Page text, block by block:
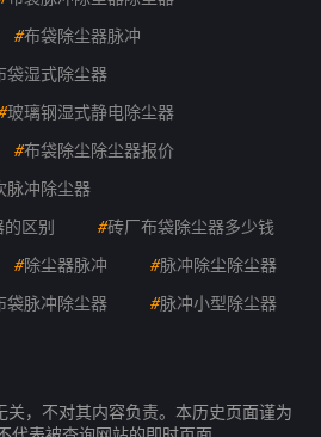
#布袋除尘器脉冲
袋湿式除尘器
玻璃钢湿式静电除尘器
#布袋除尘除尘器报价
脉冲除尘器
区别 #砖厂布袋除尘器多少钱
#除尘器脉冲 #脉冲除尘除尘器
袋脉冲除尘器 #脉冲小型除尘器
，不对其内容负责。本历史页面谨为